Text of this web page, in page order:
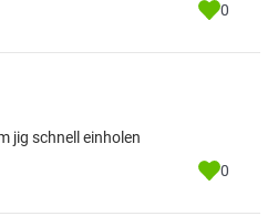
0
jig schnell einholen
0